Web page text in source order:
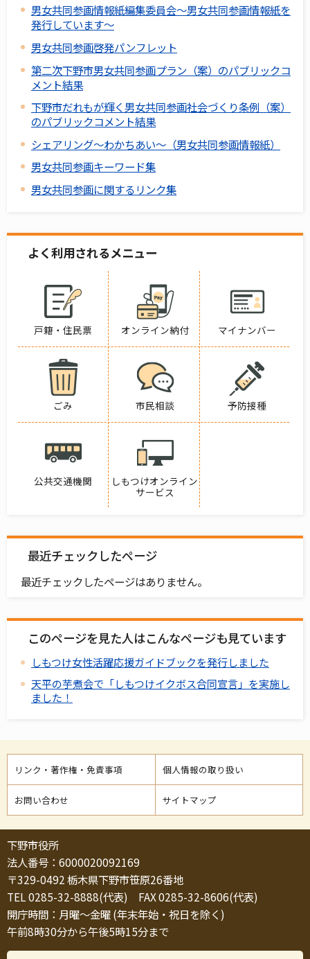
男女共同参画情報紙編集委員会～男女共同参画情報紙を
発行しています～
男女共同参画啓発パンフレット
第二次下野市男女共同参画プラン（案）のパブリックコ
メント結果
下野市だれもが輝く男女共同参画社会づくり条例（案）
のパブリックコメント結果
シェアリング～わかちあい～（男女共同参画情報紙）
男女共同参画キーワード集
男女共同参画に関するリンク集
よく利用されるメニュー
戸籍・住民票 オンライン納付 マイナンバー
ごみ 市民相談 予防接種
公共交通機関
しもつけオンライン
サービス
最近チェックしたページ
最近チェックしたページはありません。
このページを見た人はこんなページも見ています
しもつけ女性活躍応援ガイドブックを発行しました
天平の芋煮会で「しもつけイクボス合同宣言」を実施し
ました！
リンク・著作権・免責事項 個人情報の取り扱い
お問い合わせ サイトマップ
下野市役所
法人番号：6000020092169
〒329-0492 栃木県下野市笹原26番地
TEL 0285-32-8888(代表) FAX 0285-32-8606(代表)
開庁時間：月曜～金曜 (年末年始・祝日を除く)
午前8時30分から午後5時15分まで